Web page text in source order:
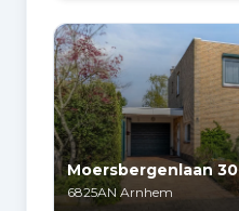
Moersbergenlaan 30
6825AN Arnhem